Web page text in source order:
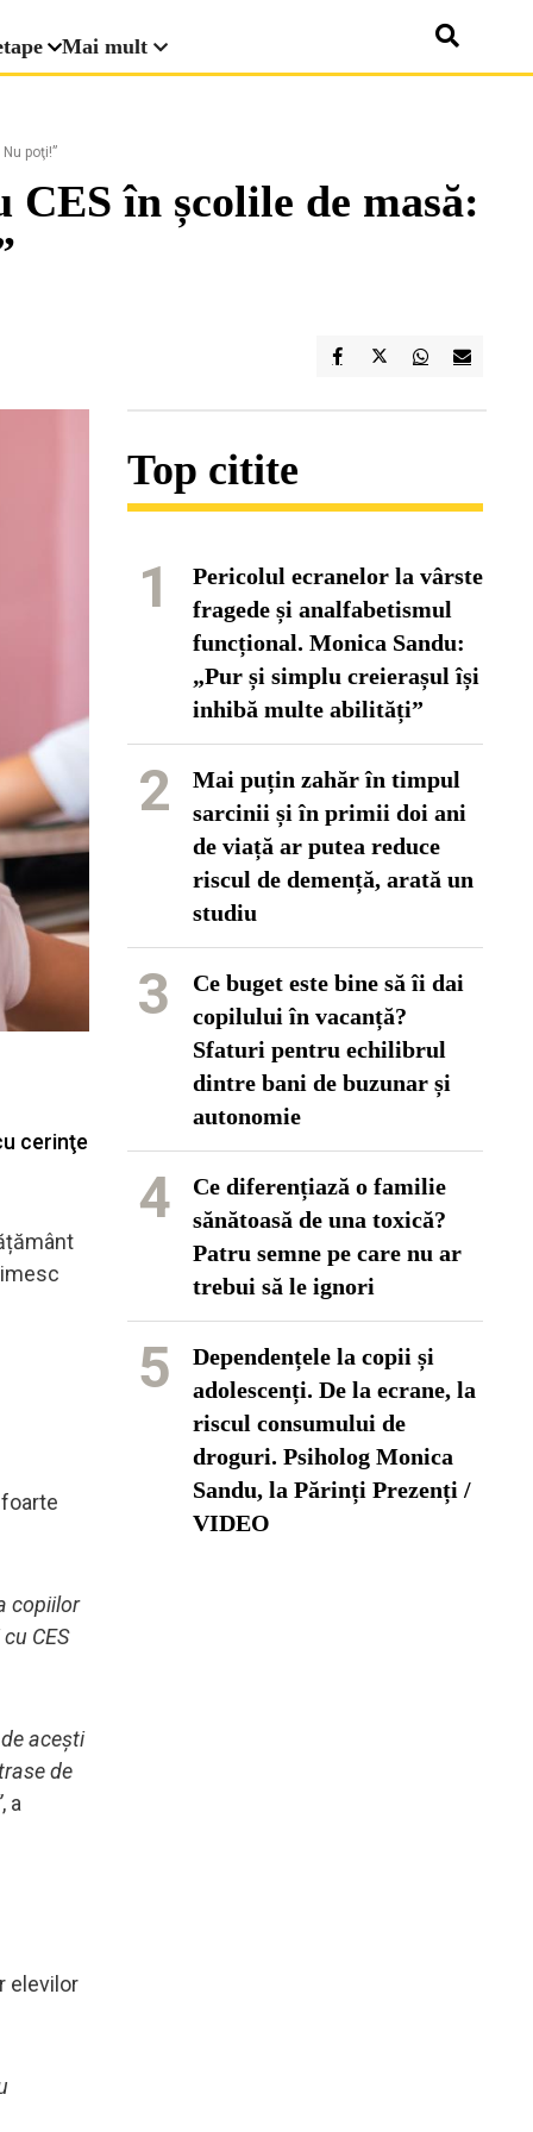
Mai mult
poţi!”
în școlile de masă:
cerinţe
copiilor
CES
aceşti
de
, a
elevilor
Top citite
1
Pericolul ecranelor la vârste
fragede și analfabetismul
funcțional. Monica Sandu:
„Pur și simplu creierașul își
inhibă multe abilități”
2
Mai puțin zahăr în timpul
sarcinii și în primii doi ani
de viață ar putea reduce
riscul de demență, arată un
studiu
3
Ce buget este bine să îi dai
copilului în vacanță?
Sfaturi pentru echilibrul
dintre bani de buzunar și
autonomie
4
Ce diferențiază o familie
sănătoasă de una toxică?
Patru semne pe care nu ar
trebui să le ignori
5
Dependențele la copii și
adolescenți. De la ecrane, la
riscul consumului de
droguri. Psiholog Monica
Sandu, la Părinți Prezenți /
VIDEO